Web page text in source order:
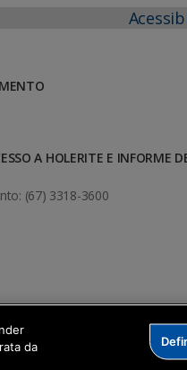
A HOLERITE E INFORME
(67) 3318-3600
da